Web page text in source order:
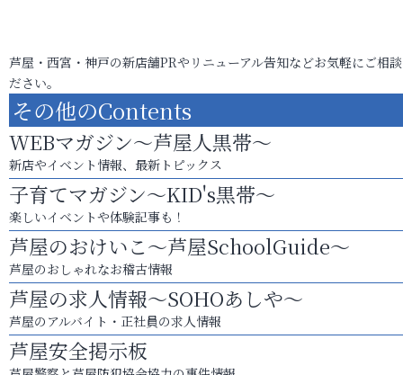
芦屋・西宮・神戸の新店舗PRやリニューアル告知などお気軽にご相
ださい。
その他のContents
WEBマガジン～芦屋人黒帯～
新店やイベント情報、最新トピックス
子育てマガジン～KID's黒帯～
楽しいイベントや体験記事も！
芦屋のおけいこ～芦屋SchoolGuide～
芦屋のおしゃれなお稽古情報
芦屋の求人情報～SOHOあしや～
芦屋のアルバイト・正社員の求人情報
芦屋安全掲示板